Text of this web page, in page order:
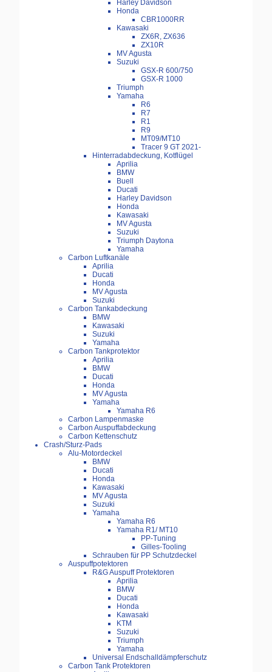
Harley Davidson
Honda
CBR1000RR
Kawasaki
ZX6R, ZX636
ZX10R
MV Agusta
Suzuki
GSX-R 600/750
GSX-R 1000
Triumph
Yamaha
R6
R7
R1
R9
MT09/MT10
Tracer 9 GT 2021-
Hinterradabdeckung, Kotflügel
Aprilia
BMW
Buell
Ducati
Harley Davidson
Honda
Kawasaki
MV Agusta
Suzuki
Triumph Daytona
Yamaha
Carbon Luftkanäle
Aprilia
Ducati
Honda
MV Agusta
Suzuki
Carbon Tankabdeckung
BMW
Kawasaki
Suzuki
Yamaha
Carbon Tankprotektor
Aprilia
BMW
Ducati
Honda
MV Agusta
Yamaha
Yamaha R6
Carbon Lampenmaske
Carbon Auspuffabdeckung
Carbon Kettenschutz
Crash/Sturz-Pads
Alu-Motordeckel
BMW
Ducati
Honda
Kawasaki
MV Agusta
Suzuki
Yamaha
Yamaha R6
Yamaha R1/ MT10
PP-Tuning
Gilles-Tooling
Schrauben für PP Schutzdeckel
Auspuffpotektoren
R&G Auspuff Protektoren
Aprilia
BMW
Ducati
Honda
Kawasaki
KTM
Suzuki
Triumph
Yamaha
Universal Endschalldämpferschutz
Carbon Tank Protektoren